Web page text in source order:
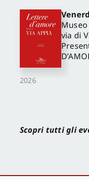
2026
via di
Scopri tutti gli